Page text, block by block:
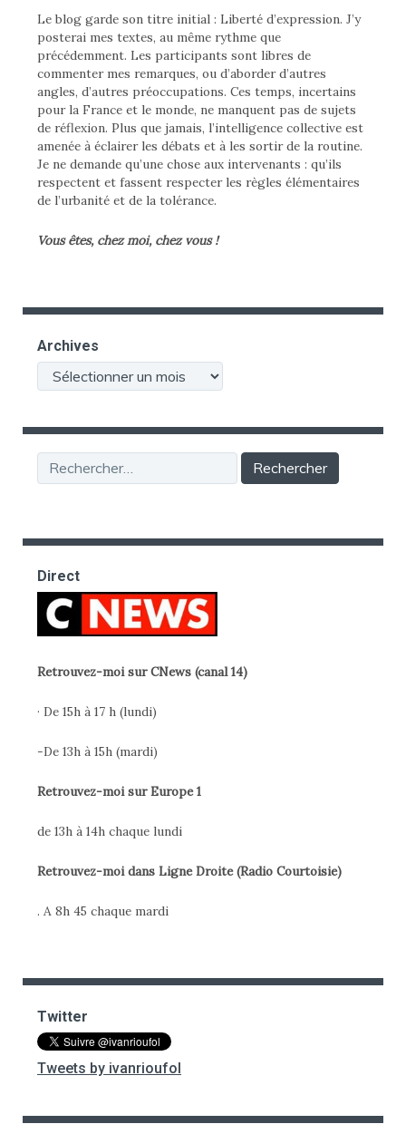
Le blog garde son titre initial : Liberté d’expression. J’y
posterai mes textes, au même rythme que
précédemment. Les participants sont libres de
commenter mes remarques, ou d’aborder d’autres
angles, d’autres préoccupations. Ces temps, incertains
pour la France et le monde, ne manquent pas de sujets
de réflexion. Plus que jamais, l’intelligence collective est
amenée à éclairer les débats et à les sortir de la routine.
Je ne demande qu’une chose aux intervenants : qu’ils
respectent et fassent respecter les règles élémentaires
de l’urbanité et de la tolérance.
Vous êtes, chez moi, chez vous !
Archives
Archives
Rechercher :
Direct
Retrouvez-moi sur CNews (canal 14)
· De 15h à 17 h (lundi)
-De 13h à 15h (mardi)
Retrouvez-moi sur Europe 1
de 13h à 14h chaque lundi
Retrouvez-moi dans Ligne Droite (Radio Courtoisie)
. A 8h 45 chaque mardi
Twitter
Tweets by ivanrioufol